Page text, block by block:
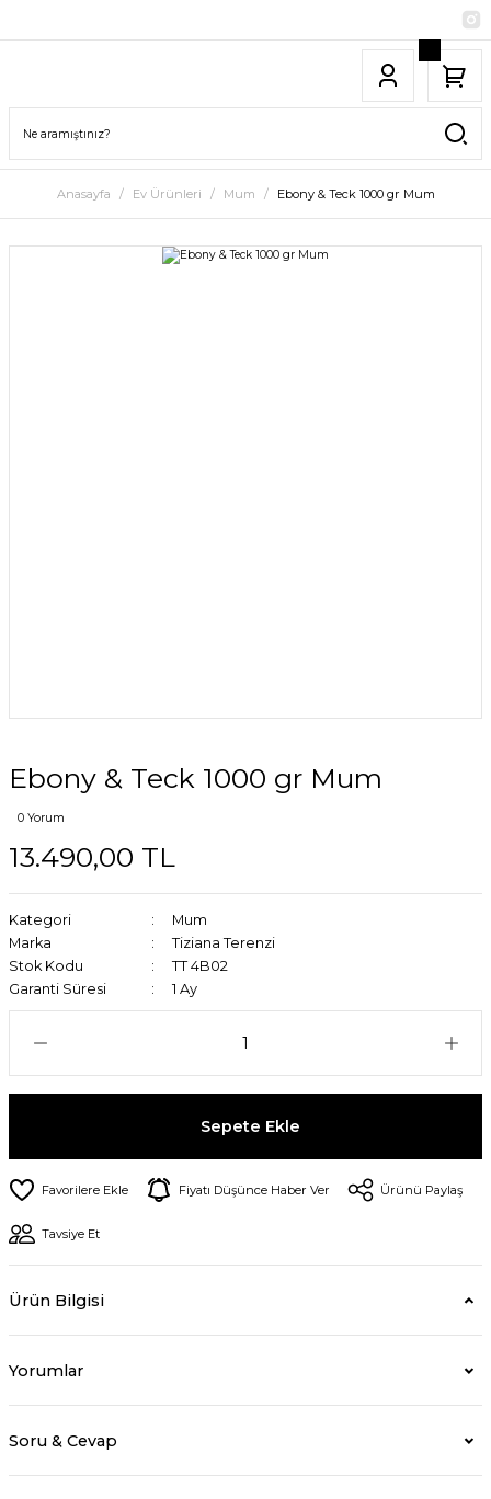
Anasayfa Ev Ürünleri Mum Ebony & Teck 1000 gr Mum
Ebony & Teck 1000 gr Mum
0 Yorum
13.490,00 TL
Kategori
Mum
Marka
Tiziana Terenzi
Stok Kodu
TT 4B02
Garanti Süresi
1 Ay
Sepete Ekle
Fiyatı Düşünce Haber Ver Ürünü Paylaş
Tavsiye Et
Ürün Bilgisi
Yorumlar
Soru & Cevap